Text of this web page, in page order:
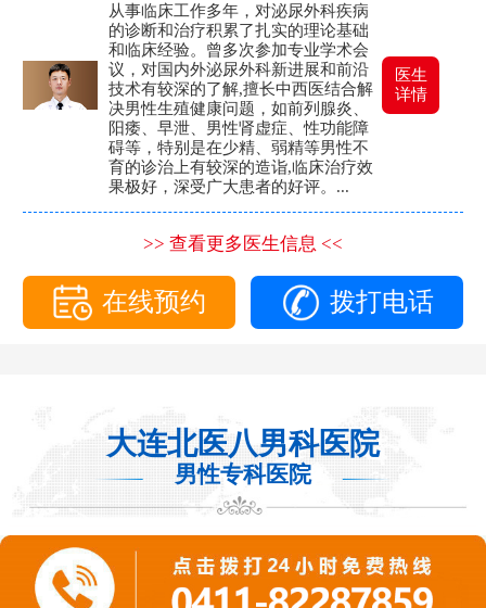
从事临床工作多年，对泌尿外科疾病
的诊断和治疗积累了扎实的理论基础
和临床经验。曾多次参加专业学术会
议，对国内外泌尿外科新进展和前沿
技术有较深的了解,擅长中西医结合解
决男性生殖健康问题，如前列腺炎、
阳痿、早泄、男性肾虚症、性功能障
碍等，特别是在少精、弱精等男性不
育的诊治上有较深的造诣,临床治疗效
果极好，深受广大患者的好评。...
医生
详情
>> 查看更多医生信息 <<
在线预约 拨打电话
大连北医八男科医院
男性专科医院